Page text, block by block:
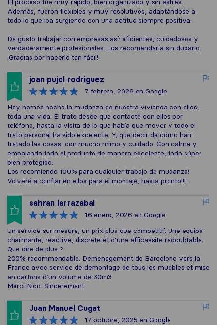
El proceso fue muy rápido, bien organizado y sin estrés.
Además, fueron flexibles y muy resolutivos, adaptándose a
todo lo que iba surgiendo con una actitud siempre positiva.
Da gusto trabajar con empresas así: eficientes, cuidadosos y
verdaderamente profesionales. Los recomendaría sin dudarlo.
¡Gracias por hacerlo tan fácil!
joan pujol rodriguez
7 febrero, 2026 en Google
Hoy hemos hecho la mudanza de nuestra vivienda con ellos,
toda una vida. El trato desde que contacté con ellos por
teléfono, hasta la visita de lo que había que mover y todo el
trato personal ha sido excelente. Y, que decir de cómo han
tratado las cosas, con mucho mimo y cuidado. Con calma y
embalando todo el producto de manera excelente, todo súper
bien protegido.
Los recomiendo 100% para cualquier trabajo de mudanza!
Volveré a confiar en ellos para el montaje, hasta pronto!!!!
sahran larrazabal
16 enero, 2026 en Google
Un service sur mesure, un prix plus que competitif. Une equipe
charmante, reactive, discrete et d’une efficassite redoubtable.
Que dire de plus ?
200% recommendable. Demenagement de Barcelone vers la
France avec service de demontage de tous les muebles et mise
en cartons d’un volume de 30m3
Merci Nico. Sincerement
Juan Manuel Cugat
17 octubre, 2025 en Google